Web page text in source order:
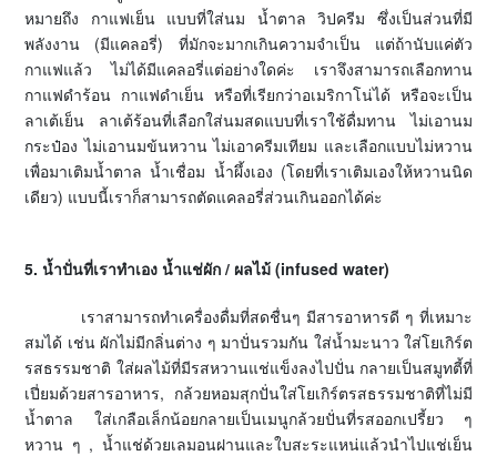
หมายถึง กาแฟเย็น แบบที่ใส่นม น้ำตาล วิปครีม ซึ่งเป็นส่วนที่มี
พลังงาน (มีแคลอรี่) ที่มักจะมากเกินความจำเป็น แต่ถ้านับแค่ตัว
กาแฟแล้ว ไม่ได้มีแคลอรี่แต่อย่างใดค่ะ เราจึงสามารถเลือกทาน
กาแฟดำร้อน กาแฟดำเย็น หรือที่เรียกว่าอเมริกาโน่ได้ หรือจะเป็น
ลาเต้เย็น ลาเต้ร้อนที่เลือกใส่นมสดแบบที่เราใช้ดื่มทาน ไม่เอานม
กระป๋อง ไม่เอานมข้นหวาน ไม่เอาครีมเทียม และเลือกแบบไม่หวาน
เพื่อมาเติมน้ำตาล น้ำเชื่อม น้ำผึ้งเอง (โดยที่เราเติมเองให้หวานนิด
เดียว) แบบนี้เราก็สามารถตัดแคลอรี่ส่วนเกินออกได้ค่ะ
5. น้ำปั่นที่เราทำเอง น้ำแช่ผัก / ผลไม้ (infused water)
เราสามารถทำเครื่องดื่มที่สดชื่นๆ มีสารอาหารดี ๆ ที่เหมาะ
สมได้ เช่น ผักไม่มีกลิ่นต่าง ๆ มาปั่นรวมกัน ใส่น้ำมะนาว ใส่โยเกิร์ต
รสธรรมชาติ ใส่ผลไม้ที่มีรสหวานแช่แข็งลงไปปั่น กลายเป็นสมูทตี้ที่
เปี่ยมด้วยสารอาหาร, กล้วยหอมสุกปั่นใส่โยเกิร์ตรสธรรมชาติที่ไม่มี
น้ำตาล ใส่เกลือเล็กน้อยกลายเป็นเมนูกล้วยปั่นที่รสออกเปรี้ยว ๆ
หวาน ๆ , น้ำแช่ด้วยเลมอนฝานและใบสะระแหน่แล้วนำไปแช่เย็น